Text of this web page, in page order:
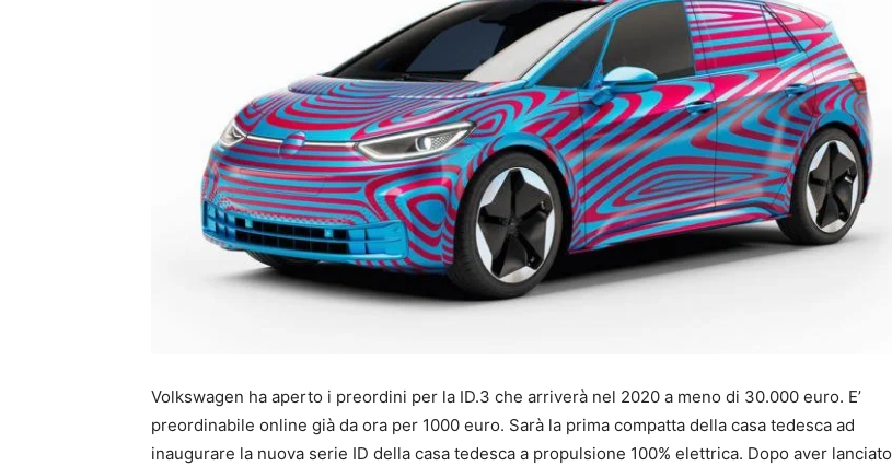
Volkswagen ha aperto i preordini per la ID.3 che arriverà nel 2020 a meno di 30.000 euro. E’
preordinabile online già da ora per 1000 euro. Sarà la prima compatta della casa tedesca ad
inaugurare la nuova serie ID della casa tedesca a propulsione 100% elettrica. Dopo aver lanciato